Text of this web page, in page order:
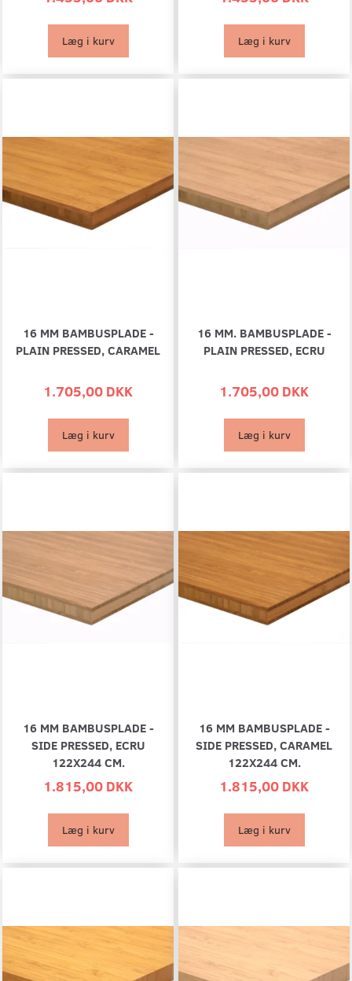
Læg i kurv Læg i kurv
16 MM BAMBUSPLADE -
PLAIN PRESSED, CARAMEL
1.705,00 DKK
Læg i kurv
16 MM. BAMBUSPLADE -
PLAIN PRESSED, ECRU
1.705,00 DKK
Læg i kurv
16 MM BAMBUSPLADE -
SIDE PRESSED, ECRU
122X244 CM.
1.815,00 DKK
Læg i kurv
16 MM BAMBUSPLADE -
SIDE PRESSED, CARAMEL
122X244 CM.
1.815,00 DKK
Læg i kurv